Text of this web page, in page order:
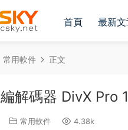
首頁 最新
常用軟件 正文
解碼器 DivX Pro
常用軟件 4.38k